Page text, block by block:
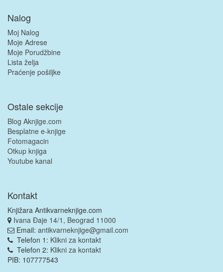
Nalog
Moj Nalog
Moje Adrese
Moje Porudžbine
Lista želja
Praćenje pošiljke
Ostale sekcije
Blog Aknjige.com
Besplatne e-knjige
Fotomagacin
Otkup knjiga
Youtube kanal
Kontakt
Knjižara Antikvarneknjige.com
Ivana Đaje 14/1, Beograd 11000
Email: antikvarneknjige@gmail.com
Telefon 1: Klikni za kontakt
Telefon 2: Klikni za kontakt
PIB: 107777543